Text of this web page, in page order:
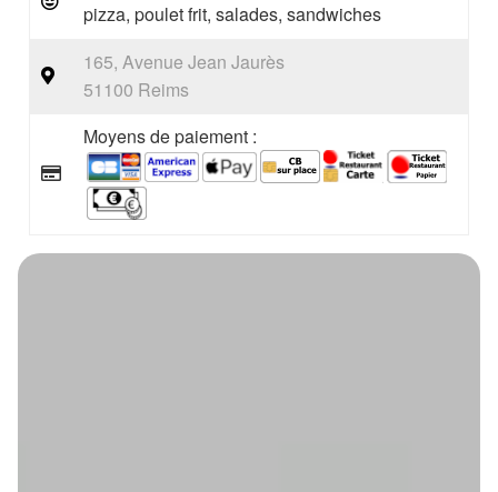
pizza, poulet frit, salades, sandwiches
165, Avenue Jean Jaurès
51100 Reims
Moyens de paiement :